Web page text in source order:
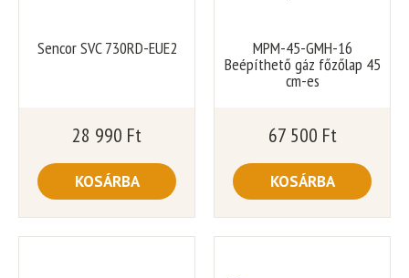
Sencor SVC 730RD-EUE2
28 990 Ft
KOSÁRBA
MPM-45-GMH-16
Beépíthető gáz főzőlap 45
cm-es
67 500 Ft
KOSÁRBA